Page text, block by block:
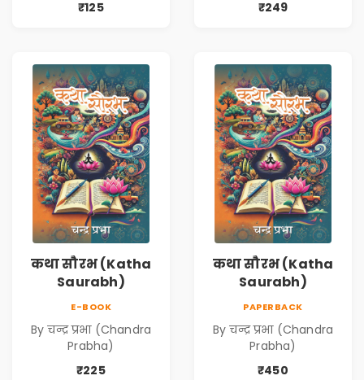
₹125 ₹249
कथा सौरभ (Katha
Saurabh)
E-BOOK
By चन्द्र प्रभा (Chandra
Prabha)
₹225
कथा सौरभ (Katha
Saurabh)
PAPERBACK
By चन्द्र प्रभा (Chandra
Prabha)
₹450